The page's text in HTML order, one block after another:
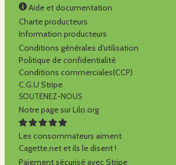
Aide et documentation
Charte producteurs
Information producteurs
Conditions générales d'utilisation
Politique de confidentialité
Conditions commerciales(CCP)
C.G.U Stripe
SOUTENEZ-NOUS
Notre page sur Lilo.org
Les consommateurs aiment
Cagette.net et ils le disent !
Paiement sécurisé avec Stripe